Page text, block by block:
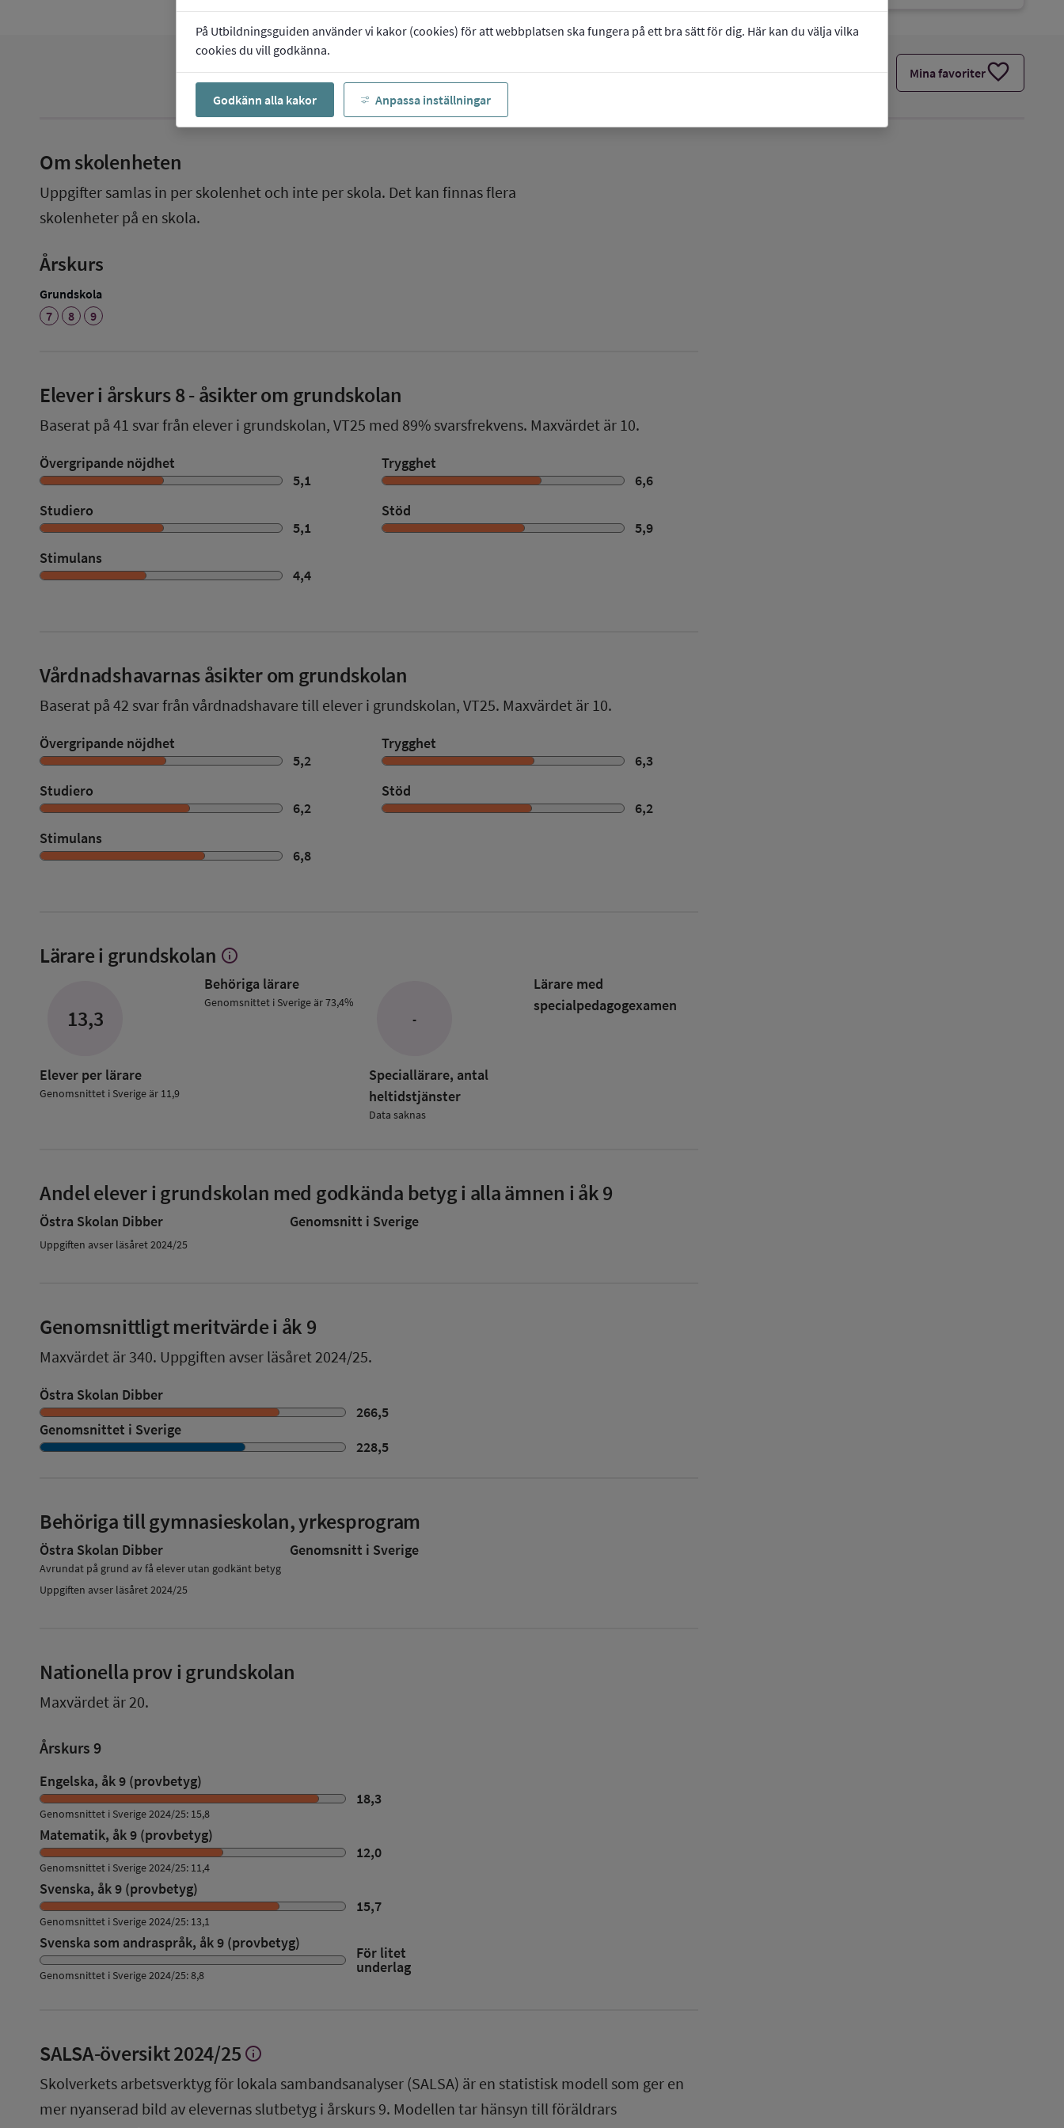
På Utbildningsguiden använder vi kakor (cookies) för att webbplatsen ska fungera på ett bra sätt för dig. Här kan du välja vilka
cookies du vill godkänna.
Godkänn alla kakor Anpassa inställningar
Mina favoriterfavorite
Om skolenheten
Uppgifter samlas in per skolenhet och inte per skola. Det kan finnas flera
skolenheter på en skola.
Årskurs
Grundskola
7
8 9
Elever i årskurs 8- åsikter om grundskolan
Baserat på 41 svar från elever i grundskolan, VT25 med 89% svarsfrekvens. Maxvärdet är 10.
Övergripande nöjdhet
5,1
Trygghet
6,6
Studiero
5,1
Stöd
5,9
Stimulans
4,4
Vårdnadshavarnas åsikter om grundskolan
Baserat på 42 svar från vårdnadshavare till elever i grundskolan, VT25. Maxvärdet är 10.
Övergripande nöjdhet
5,2
Trygghet
6,3
Studiero
6,2
Stöd
6,2
Stimulans
6,8
Lärare i grundskolan Visa
om
Lärare
info
13,3
Elever per lärare
Genomsnittet i Sverige är 11,9
Behöriga lärare
Genomsnittet i Sverige är 73,4%
-
Speciallärare, antal
heltidstjänster
Data saknas
Lärare med
specialpedagog­examen
Andel elever i grundskolan med godkända betyg i alla ämnen i åk 9
Östra Skolan Dibber Genomsnitt i Sverige
Uppgiften avser läsåret 2024/25
Genomsnittligt meritvärde i åk 9
Maxvärdet är 340. Uppgiften avser läsåret 2024/25.
Östra Skolan Dibber
266,5
Genomsnittet i Sverige
228,5
Behöriga till gymnasieskolan, yrkesprogram
Östra Skolan Dibber
Avrundat på grund av få elever utan godkänt betyg
Genomsnitt i Sverige
Uppgiften avser läsåret 2024/25
Nationella prov i grundskolan
Maxvärdet är 20.
Årskurs 9
Engelska, åk 9 (provbetyg)
18,3
Genomsnittet i Sverige 2024/25: 15,8
Matematik, åk 9 (provbetyg)
12,0
Genomsnittet i Sverige 2024/25: 11,4
Svenska, åk 9 (provbetyg)
15,7
Genomsnittet i Sverige 2024/25: 13,1
Svenska som andraspråk, åk 9 (provbetyg)
För litet
underlag
Genomsnittet i Sverige 2024/25: 8,8
SALSA-översikt2024/25 Visa
om
SALSA-
översikt
info
Skolverkets arbetsverktyg för lokala sambandsanalyser (SALSA) är en statistisk modell som ger en
mer nyanserad bild av elevernas slutbetyg i årskurs 9. Modellen tar hänsyn till föräldrars